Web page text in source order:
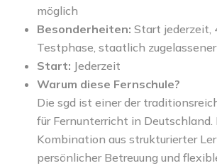
möglich
Besonderheiten: Start jederzeit,
Testphase, staatlich
Start: Jederzeit
Warum diese Fernschule?
Die sgd ist einer der
für Fernunterricht in Deutschland.
Kombination aus strukturierter
persönlicher Betreuung und